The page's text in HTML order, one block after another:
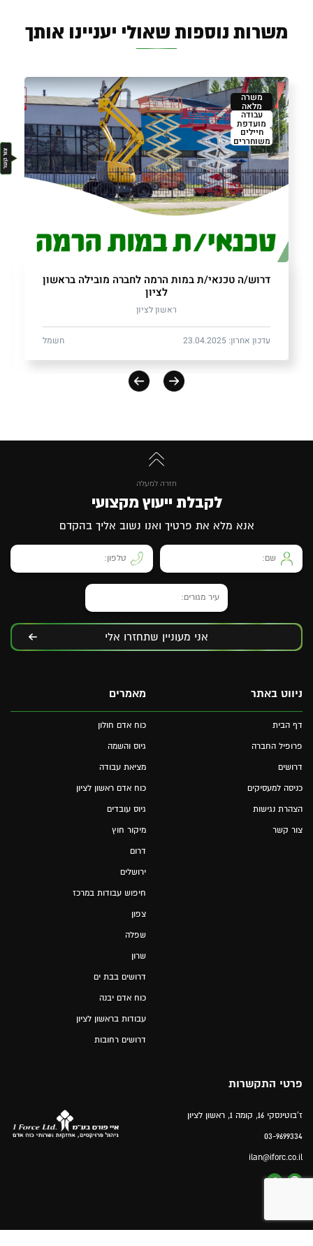
משרות נוספות שאולי יעניינו אותך
משרה
מלאה
עבודה
מועדפת
חיילים
משוחררים
דרוש/ה טכנאי/ת במות הרמה לחברה מובילה בראשון
לציון
ראשון לציון
עדכון אחרון: 23.04.2025 חשמל
חזרה למעלה
לקבלת ייעוץ מקצועי
אנא מלא את פרטיך ואנו נשוב אליך בהקדם
אני מעוניין שתחזרו אלי
ניווט באתר
דף הבית
פרופיל החברה
דרושים
כניסה למעסיקים
הצהרת נגישות
צור קשר
מאמרים
כוח אדם חולון
גיוס והשמה
מציאת עבודה
כוח אדם ראשון לציון
גיוס עובדים
מיקור חוץ
דרום
ירושלים
חיפוש עבודות במרכז
צפון
שפלה
שרון
דרושים בבת ים
כוח אדם יבנה
עבודות בראשון לציון
דרושים רחובות
פרטי התקשרות
ז'בוטינסקי 16, קומה 1, ראשון לציון
03-9699334
ilan@iforc.co.il